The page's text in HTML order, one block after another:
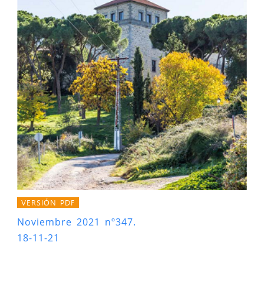
VERSIÓN PDF
Noviembre 2021 nº347.
18-11-21